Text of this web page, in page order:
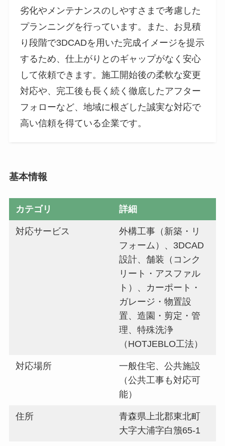
劣化やメンテナンスのしやすさまで考慮した
プランニングを行っています。また、お見積
り段階で3DCADを用いた完成イメージを提示
するため、仕上がりとのギャップがなく安心
して依頼できます。施工開始後の柔軟な変更
対応や、完工後も長く続く徹底したアフター
フォローなど、地域に根ざした誠実な対応で
高い信頼を得ている企業です。
基本情報
カテゴリ 詳細
対応サービス
外構工事（新築・リ
フォーム）、3DCAD
設計、舗装（コンク
リート・アスファル
ト）、カーポート・
ガレージ・物置設
置、造園・剪定・管
理、特殊洗浄
（HOTJEBLO工法）
対応場所
一般住宅、公共施設
（公共工事も対応可
能）
住所
青森県上北郡東北町
大字大浦字白籏65-1